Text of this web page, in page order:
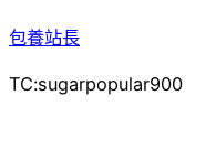
包養站長
TC:sugarpopular900